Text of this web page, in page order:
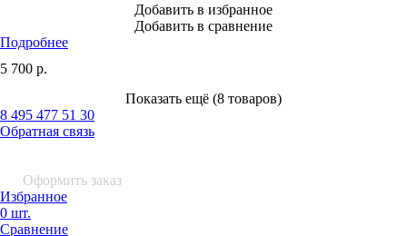
Добавить в избранное
Добавить в сравнение
Подробнее
5 700 р.
Показать ещё (8 товаров)
8 495 477 51 30
Обратная связь
Оформить заказ
Избранное
0 шт.
Сравнение